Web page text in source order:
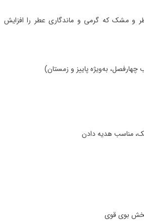
و مشک که گرمی و ماندگاری عطر را افزایش
به‌ویژه پاییز و زمستان)
مناسب هدیه دادن